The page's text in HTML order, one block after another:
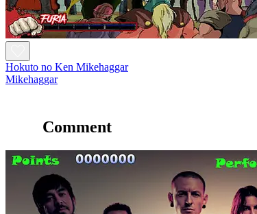
Hokuto no Ken Mikehaggar
Mikehaggar
Comment